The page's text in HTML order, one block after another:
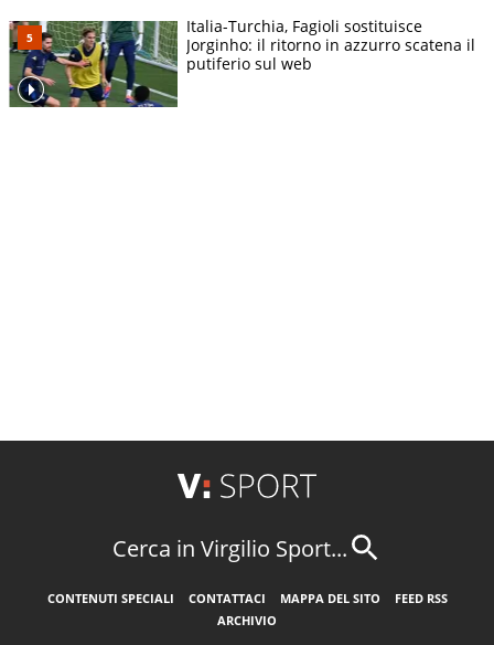
Italia-Turchia, Fagioli sostituisce
Jorginho: il ritorno in azzurro scatena il
putiferio sul web
Cerca in Virgilio Sport...
CONTENUTI SPECIALI CONTATTACI MAPPA DEL SITO
FEED RSS
ARCHIVIO